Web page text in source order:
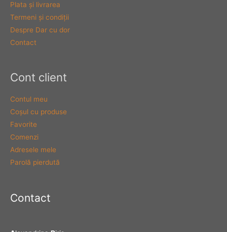
Plata şi livrarea
Termeni şi condiţii
Despre Dar cu dor
Contact
Cont client
Contul meu
Coşul cu produse
Favorite
Comenzi
Adresele mele
Parolă pierdută
Contact